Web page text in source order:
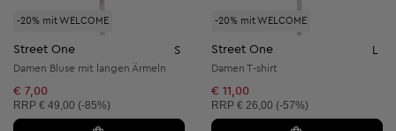
-20% mit WELCOME
Street One S
Damen Bluse mit langen Ärmeln
€ 7,00
Unverbindliche Preisempfehlung:
RRP € 49,00 (-85%)
-20% mit WELCOME
Street One
Damen T-shirt
€ 11,00
Unverbindliche Preisempfehlung:
RRP € 26,00 (-57%)